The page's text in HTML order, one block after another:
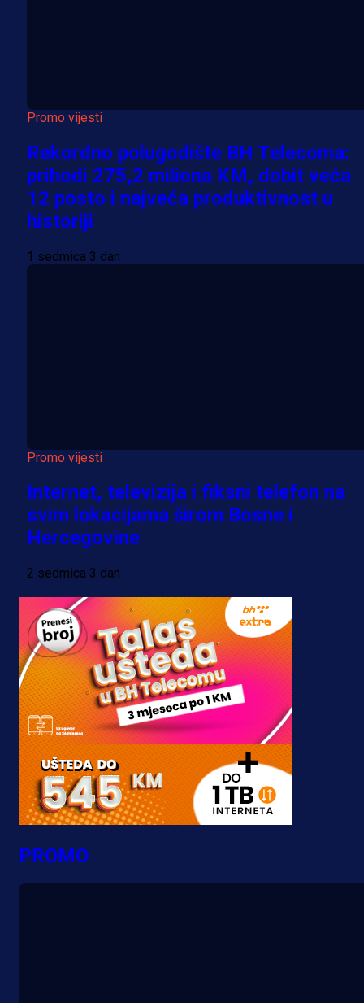
Promo vijesti
Rekordno polugodište BH Telecoma:
prihodi 275,2 miliona KM, dobit veća
12 posto i najveća produktivnost u
historiji
1 sedmica 3 dan
Promo vijesti
Internet, televizija i fiksni telefon na
svim lokacijama širom Bosne i
Hercegovine
2 sedmica 3 dan
PROMO